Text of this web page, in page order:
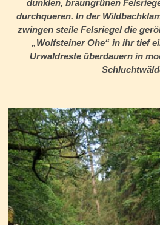
dunklen, braungrünen
durchqueren. In der
zwingen steile Felsriegel die
„Wolfsteiner Ohe“in ihr tief
Urwaldreste überdauern in